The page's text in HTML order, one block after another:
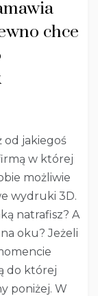
chce
od jakiegoś
w której
możliwie
wydruki 3D.
natrafisz? A
oku? Jeżeli
do której
poniżej. W